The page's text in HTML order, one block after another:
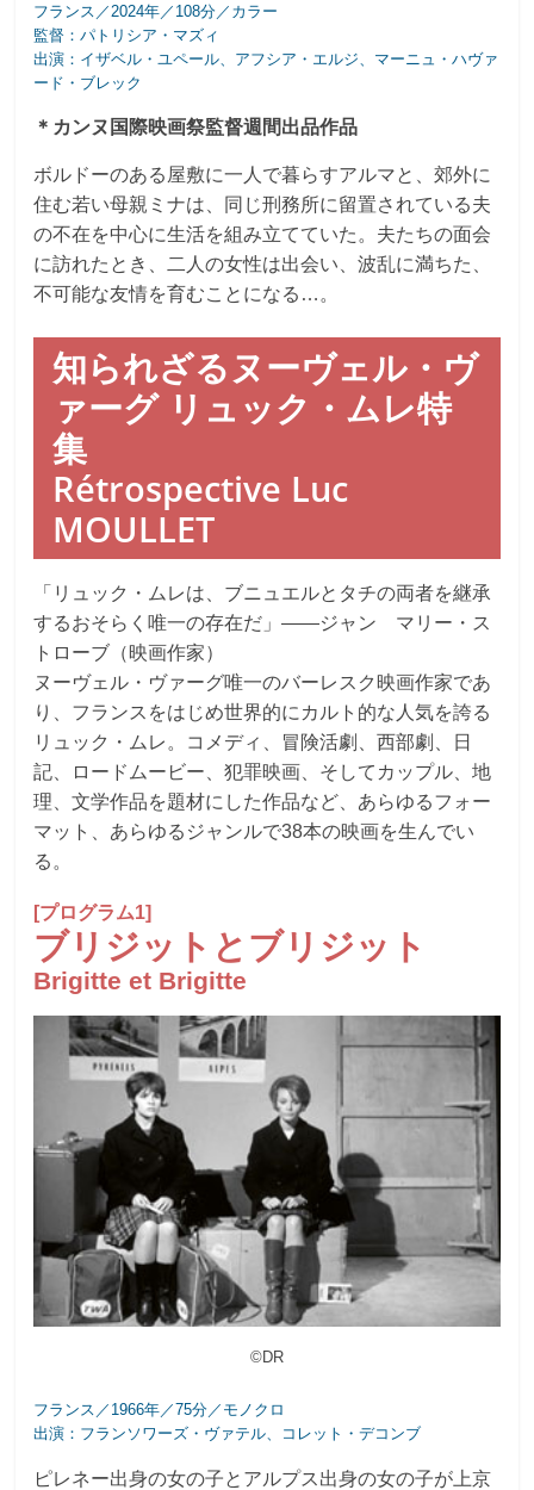
フランス／2024年／108分／カラー
監督：パトリシア・マズィ
出演：イザベル・ユペール、アフシア・エルジ、マーニュ・ハヴァ
ード・ブレック
＊カンヌ国際映画祭監督週間出品作品
ボルドーのある屋敷に一人で暮らすアルマと、郊外に
住む若い母親ミナは、同じ刑務所に留置されている夫
の不在を中心に生活を組み立てていた。夫たちの面会
に訪れたとき、二人の女性は出会い、波乱に満ちた、
不可能な友情を育むことになる…。
知られざるヌーヴェル・ヴ
ァーグ リュック・ムレ特
集
Rétrospective Luc
MOULLET
「リュック・ムレは、ブニュエルとタチの両者を継承
するおそらく唯一の存在だ」――ジャン゠マリー・ス
トローブ（映画作家）
ヌーヴェル・ヴァーグ唯一のバーレスク映画作家であ
り、フランスをはじめ世界的にカルト的な人気を誇る
リュック・ムレ。コメディ、冒険活劇、西部劇、日
記、ロードムービー、犯罪映画、そしてカップル、地
理、文学作品を題材にした作品など、あらゆるフォー
マット、あらゆるジャンルで38本の映画を生んでい
る。
[プログラム1]
ブリジットとブリジット
Brigitte et Brigitte
©DR
フランス／1966年／75分／モノクロ
出演：フランソワーズ・ヴァテル、コレット・デコンブ
ピレネー出身の女の子とアルプス出身の女の子が上京